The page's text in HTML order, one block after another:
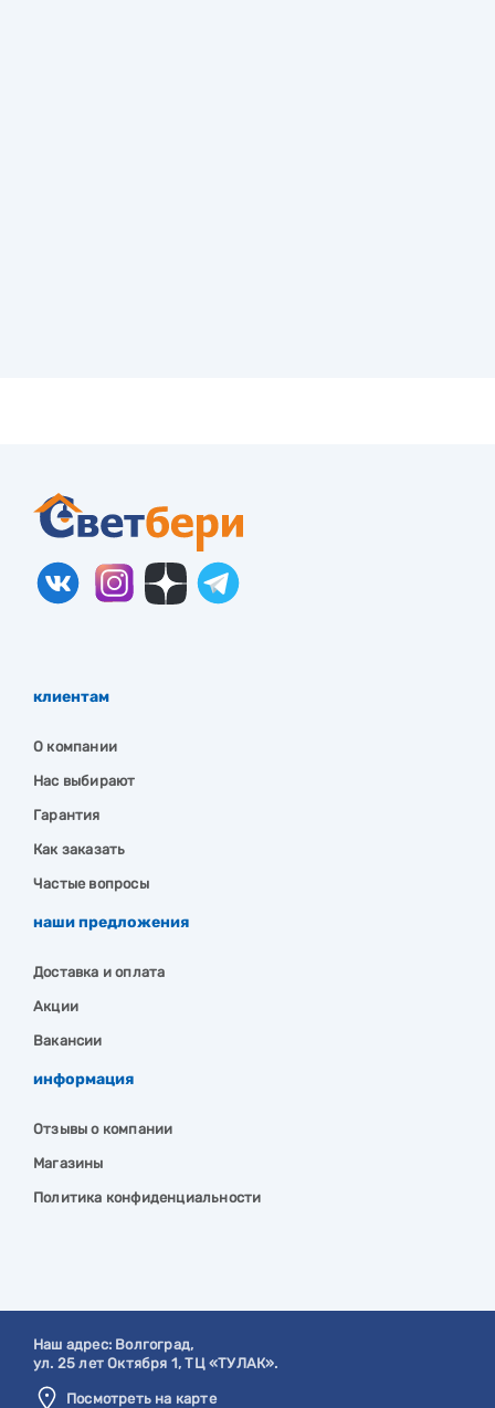
клиентам
О компании
Нас выбирают
Гарантия
Как заказать
Частые вопросы
наши предложения
Доставка и оплата
Акции
Вакансии
информация
Отзывы о компании
Магазины
Политика конфиденциальности
Наш адрес: Волгоград,
ул. 25 лет Октября 1, ТЦ «ТУЛАК».
Посмотреть на карте